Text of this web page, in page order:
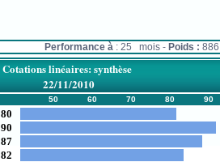
Performance à: 25 mois - Poids :
Cotations linéaires: synthèse
22/11/2010
50 60 70 80
90
80
90
87
82